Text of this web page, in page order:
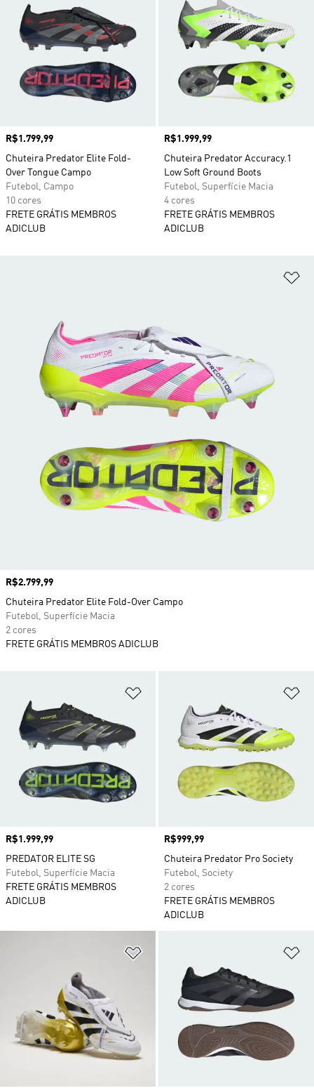
Preço
R$1.799,99
Chuteira Predator Elite Fold-
Over Tongue Campo
Futebol, Campo
10 cores
FRETE GRÁTIS MEMBROS
ADICLUB
Preço
R$1.999,99
Chuteira Predator Accuracy.1
Low Soft Ground Boots
Futebol, Superfície Macia
4 cores
FRETE GRÁTIS MEMBROS
ADICLUB
Preço
R$1.999,99
PREDATOR ELITE SG
Futebol, Superfície Macia
FRETE GRÁTIS MEMBROS
ADICLUB
Preço
R$999,99
Chuteira Predator Pro Society
Futebol, Society
2 cores
FRETE GRÁTIS MEMBROS
ADICLUB
Preço
R$2.799,99
Chuteira Predator Elite Fold-Over Campo
Futebol, Superfície Macia
2 cores
FRETE GRÁTIS MEMBROS ADICLUB